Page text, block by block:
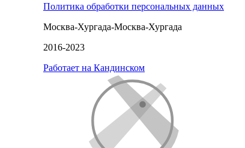
Политика обработки персональных данных
Москва-Хургада-Москва-Хургада
2016-2023
Работает на Кандинском